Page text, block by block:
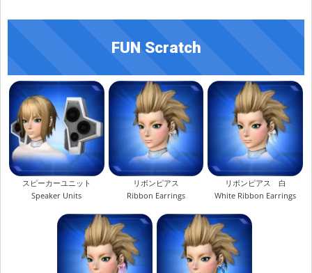
FUN Scratch
スピーカーユニット
Speaker Units
リボンピアス
Ribbon Earrings
リボンピアス 白
White Ribbon Earrings